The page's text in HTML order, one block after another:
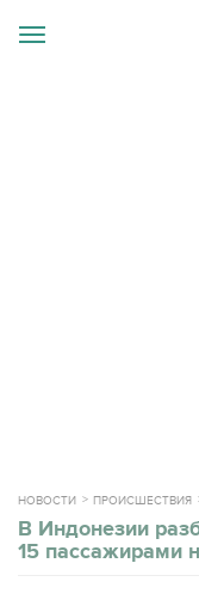
НОВОСТИ ПРОИСШЕСТВИЯ
В Индонезии
15 пассажирами